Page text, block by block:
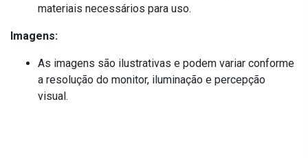
materiais necessários para uso.
Imagens:
As imagens são ilustrativas e podem variar conforme
a resolução do monitor, iluminação e percepção
visual.